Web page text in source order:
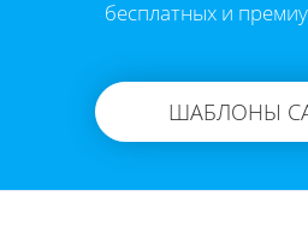
бесплатных и
ШАБЛОНЫ